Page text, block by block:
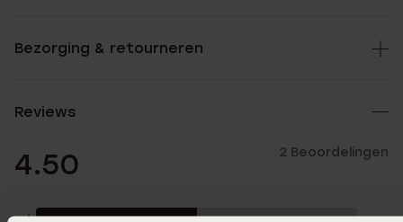
Bezorging & retourneren
Reviews
4.50 2 Beoordelingen